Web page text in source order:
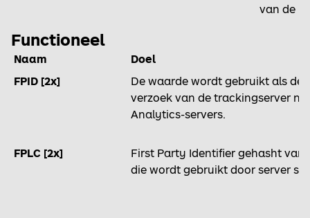
van de
Functioneel
Naam
Doel
FPID [2x]
De waarde wordt gebruikt als de
verzoek van de trackingserver
Analytics-servers.
FPLC [2x]
First Party Identifier gehasht
die wordt gebruikt door server